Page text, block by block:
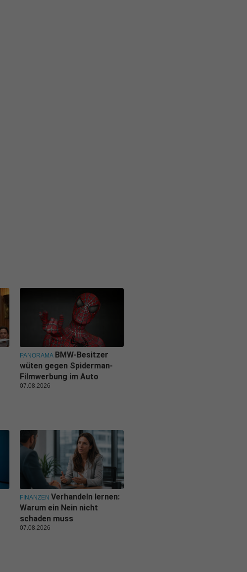
PANORAMA BMW-Besitzer
wüten gegen Spiderman-
Filmwerbung im Auto
07.08.2026
FINANZEN Verhandeln lernen:
Warum ein Nein nicht
schaden muss
07.08.2026